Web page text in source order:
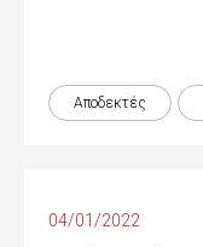
Αποδεκτές
04/01/2022